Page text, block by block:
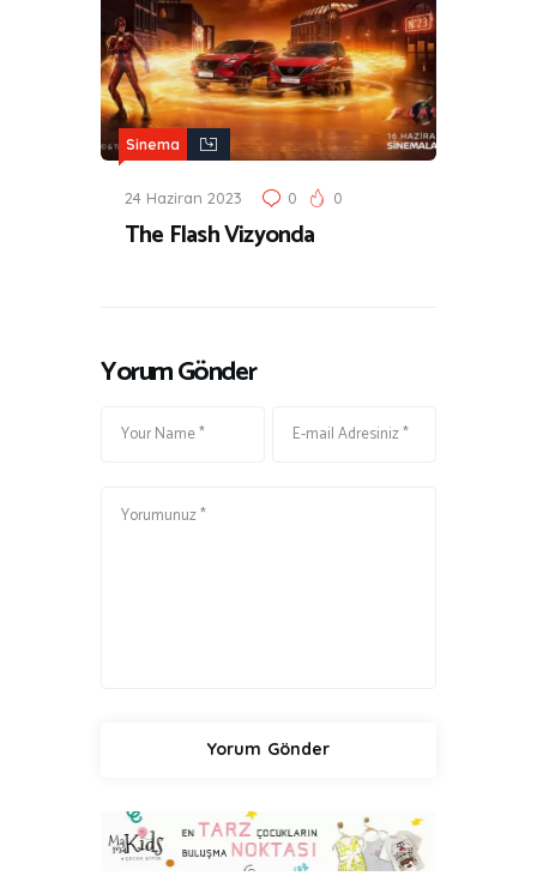
Sinema
24 Haziran 2023 0 0
The Flash Vizyonda
Yorum Gönder